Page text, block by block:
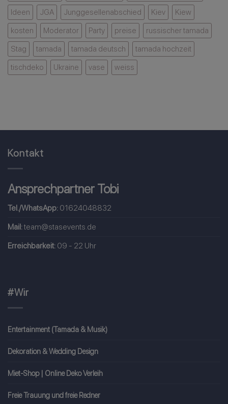
Ideen
JGA Junggesellenabschied Kiev
Kiew
kosten
Moderator Party preise
russischer tamada
Stag
tamada tamada deutsch
tamada hochzeit
tischdeko
Ukraine vase weiss
Kontakt
Ansprechpartner Tobi
Tel./WhatsApp: 01624048832
Mail:team@stasevents.de
Erreichbarkeit: 09 - 22 Uhr
#Wir
Entertainment (Tamada & Musik)
Dekoration & Wedding Design
Miet-Shop | Online Deko Verleih
Freie Trauung und freie Redner